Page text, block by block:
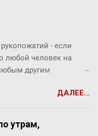
- если
любой человек на
другим
закон, разумеется, не
что он
концепцию
ДАЛЕЕ...
утрам,